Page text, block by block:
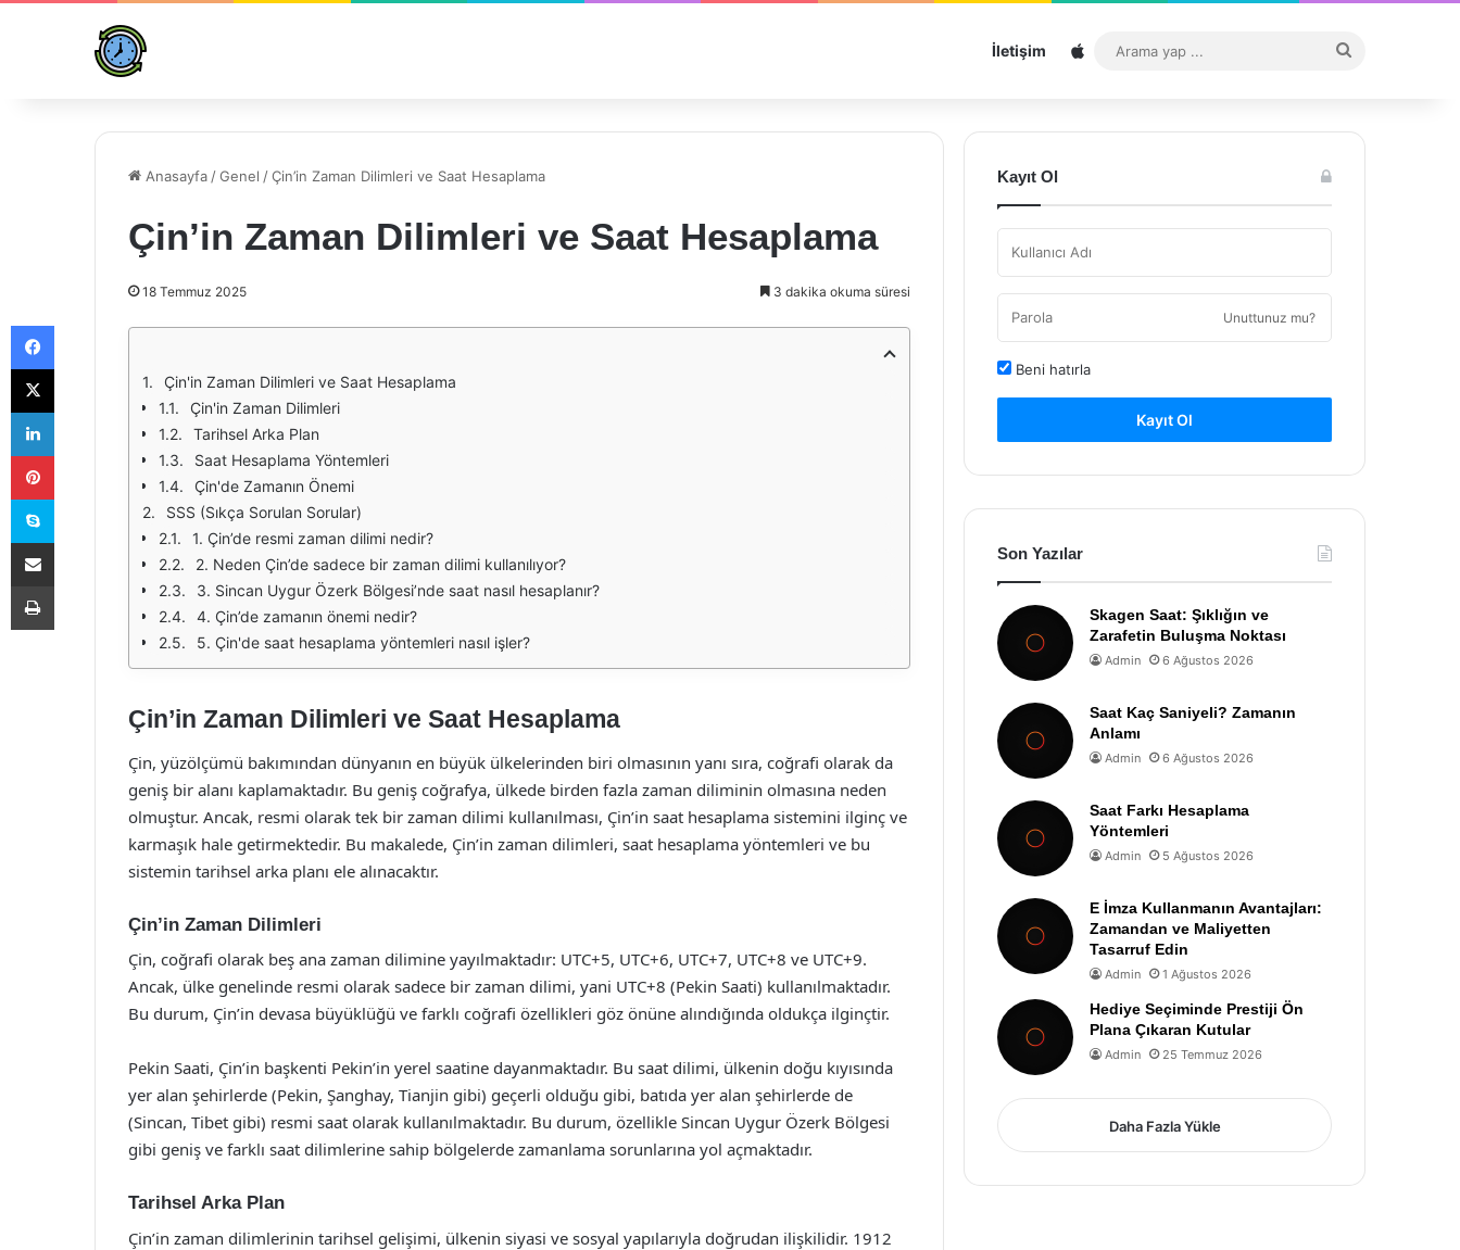
İletişim Sitemap
...
Anasayfa /Genel /Çin’in Zaman Dilimleri ve Saat Hesaplama
Çin’in Zaman Dilimleri ve Saat Hesaplama
18 Temmuz 2025 3 dakika okuma süresi
Çin'in Zaman Dilimleri ve Saat Hesaplama
Çin'in Zaman Dilimleri
Tarihsel Arka Plan
Saat Hesaplama Yöntemleri
Çin'de Zamanın Önemi
SSS (Sıkça Sorulan Sorular)
1. Çin’de resmi zaman dilimi nedir?
2. Neden Çin’de sadece bir zaman dilimi kullanılıyor?
3. Sincan Uygur Özerk Bölgesi’nde saat nasıl hesaplanır?
4. Çin’de zamanın önemi nedir?
5. Çin'de saat hesaplama yöntemleri nasıl işler?
Çin’in Zaman Dilimleri ve Saat Hesaplama
Çin, yüzölçümü bakımından dünyanın en büyük ülkelerinden biri olmasının yanı sıra, coğrafi olarak da
geniş bir alanı kaplamaktadır. Bu geniş coğrafya, ülkede birden fazla zaman diliminin olmasına neden
olmuştur. Ancak, resmi olarak tek bir zaman dilimi kullanılması, Çin’in saat hesaplama sistemini ilginç ve
karmaşık hale getirmektedir. Bu makalede, Çin’in zaman dilimleri, saat hesaplama yöntemleri ve bu
sistemin tarihsel arka planı ele alınacaktır.
Çin’in Zaman Dilimleri
Çin, coğrafi olarak beş ana zaman dilimine yayılmaktadır: UTC+5, UTC+6, UTC+7, UTC+8 ve UTC+9.
Ancak, ülke genelinde resmi olarak sadece bir zaman dilimi, yani UTC+8 (Pekin Saati) kullanılmaktadır.
Bu durum, Çin’in devasa büyüklüğü ve farklı coğrafi özellikleri göz önüne alındığında oldukça ilginçtir.
Pekin Saati, Çin’in başkenti Pekin’in yerel saatine dayanmaktadır. Bu saat dilimi, ülkenin doğu kıyısında
yer alan şehirlerde (Pekin, Şanghay, Tianjin gibi) geçerli olduğu gibi, batıda yer alan şehirlerde de
(Sincan, Tibet gibi) resmi saat olarak kullanılmaktadır. Bu durum, özellikle Sincan Uygur Özerk Bölgesi
gibi geniş ve farklı saat dilimlerine sahip bölgelerde zamanlama sorunlarına yol açmaktadır.
Tarihsel Arka Plan
Çin’in zaman dilimlerinin tarihsel gelişimi, ülkenin siyasi ve sosyal yapılarıyla doğrudan ilişkilidir. 1912
Kayıt Ol
Unuttunuz mu?
Beni hatırla
Kayıt Ol
Son Yazılar
Skagen Saat: Şıklığın ve
Zarafetin Buluşma Noktası
Admin 6 Ağustos 2026
Saat Kaç Saniyeli? Zamanın
Anlamı
Admin 6 Ağustos 2026
Saat Farkı Hesaplama
Yöntemleri
Admin 5 Ağustos 2026
E İmza Kullanmanın Avantajları:
Zamandan ve Maliyetten
Tasarruf Edin
Admin 1 Ağustos 2026
Hediye Seçiminde Prestiji Ön
Plana Çıkaran Kutular
Admin 25 Temmuz 2026
Daha Fazla Yükle
Facebook
X
LinkedIn
Pinterest
Skype
E-Posta ile paylaş